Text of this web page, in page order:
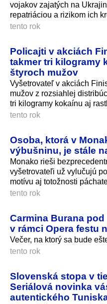
vojakov zajatých na
repatriáciou a rizikom ich
tento rok
Policajti v akciách
takmer tri kilogramy
štyroch mužov
Vyšetrovateľ v akciách
mužov z rozsiahlej
tri kilogramy kokaínu aj
tento rok
Osoba, ktorá v
výbušninu, je stále
Monako rieši
vyšetrovateľi už vylučujú
motívu aj totožnosti
tento rok
Carmina Burana
v rámci Opera festu
Večer, na ktorý sa bude
tento rok
Slovenská stopa v
Seriálová novinka
autentického